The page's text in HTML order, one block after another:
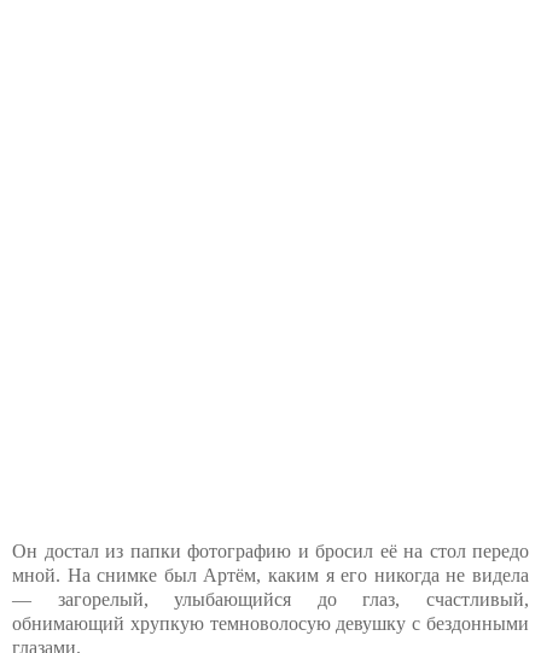
Он достал из папки фотографию и бросил её на стол передо
мной. На снимке был Артём, каким я его никогда не видела
— загорелый, улыбающийся до глаз, счастливый,
обнимающий хрупкую темноволосую девушку с бездонными
глазами.